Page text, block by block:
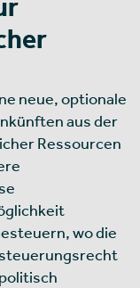
neue, optionale
aus der
Ressourcen
wo die